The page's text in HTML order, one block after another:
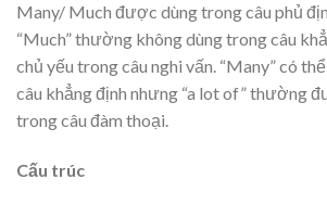
Many/ Much được dùng trong câu phủ
“Much” thường không dùng trong câu
chủ yếu trong câu nghi vấn. “Many” có
câu khẳng định nhưng “a lot of” thường
trong câu đàm thoại.
Cấu trúc